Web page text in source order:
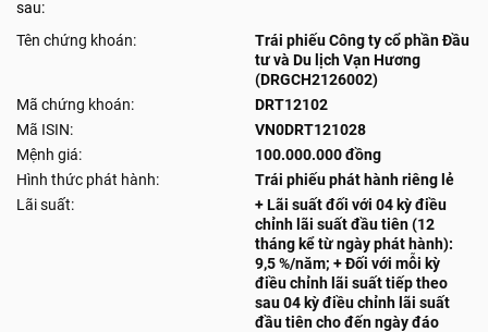
sau:
Tên chứng khoán:
Trái phiếu Công ty cổ phần Đầu
tư và Du lịch Vạn Hương
(DRGCH2126002)
Mã chứng khoán:
DRT12102
Mã ISIN:
VN0DRT121028
Mệnh giá:
100.000.000 đồng
Hình thức phát hành:
Trái phiếu phát hành riêng lẻ
Lãi suất:
+ Lãi suất đối với 04 kỳ điều
chỉnh lãi suất đầu tiên (12
tháng kể từ ngày phát hành):
9,5 %/năm; + Đối với mỗi kỳ
điều chỉnh lãi suất tiếp theo
sau 04 kỳ điều chỉnh lãi suất
đầu tiên cho đến ngày đáo